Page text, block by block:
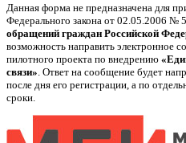
Данная форма не предназначена для
Федерального закона от 02.05.2006 №
обращений граждан Российской
возможность направить электронное
пилотного проекта по внедрению
связи» . Ответ на сообщение будет
после дня его регистрации, а по
сроки.